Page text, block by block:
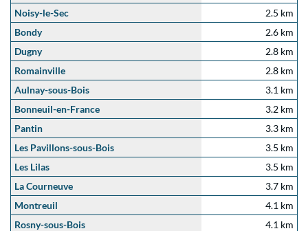
Noisy-le-Sec
2.5 km
Bondy
2.6 km
Dugny
2.8 km
Romainville
2.8 km
Aulnay-sous-Bois
3.1 km
Bonneuil-en-France
3.2 km
Pantin
3.3 km
Les Pavillons-sous-Bois
3.5 km
Les Lilas
3.5 km
La Courneuve
3.7 km
Montreuil
4.1 km
Rosny-sous-Bois
4.1 km